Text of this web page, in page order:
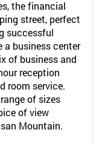
the financial
street, perfect
successful
a business center
of business and
reception
room service.
of sizes
of view
Mountain.